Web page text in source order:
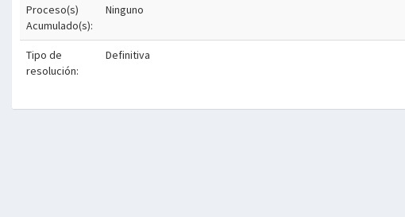
Proceso(s)
Acumulado(s):
Ninguno
Tipo de
resolución:
Definitiva